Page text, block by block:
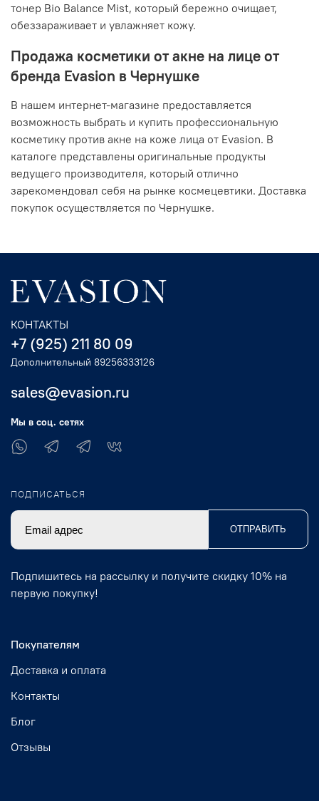
тонер Bio Balance Mist, который бережно очищает,
обеззараживает и увлажняет кожу.
Продажа косметики от акне на лице от
бренда Evasion в Чернушке
В нашем интернет-магазине предоставляется
возможность выбрать и купить профессиональную
косметику против акне на коже лица от Evasion. В
каталоге представлены оригинальные продукты
ведущего производителя, который отлично
зарекомендовал себя на рынке космецевтики. Доставка
покупок осуществляется по Чернушке.
Покупателям
Доставка и оплата
Контакты
Блог
Отзывы
КОНТАКТЫ
+7 (925) 211 80 09
Дополнительный 89256333126
sales@evasion.ru
Мы в соц. сетях
ПОДПИСАТЬСЯ
ОТПРАВИТЬ
Подпишитесь на рассылку и получите скидку 10% на
первую покупку!